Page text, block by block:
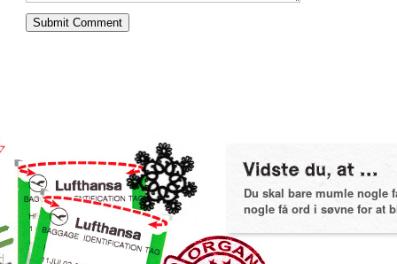
Du skal bare mumle nogle
nogle få ord i søvne for at